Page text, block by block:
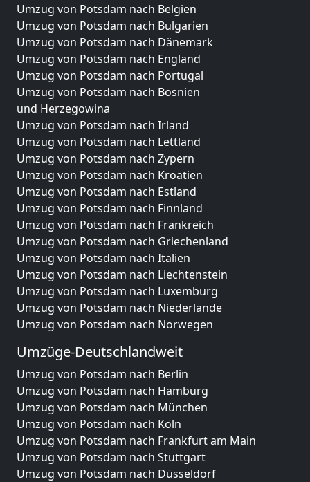
Umzug von Potsdam nach Belgien
Umzug von Potsdam nach Bulgarien
Umzug von Potsdam nach Dänemark
Umzug von Potsdam nach England
Umzug von Potsdam nach Portugal
Umzug von Potsdam nach Bosnien
und Herzegowina
Umzug von Potsdam nach Irland
Umzug von Potsdam nach Lettland
Umzug von Potsdam nach Zypern
Umzug von Potsdam nach Kroatien
Umzug von Potsdam nach Estland
Umzug von Potsdam nach Finnland
Umzug von Potsdam nach Frankreich
Umzug von Potsdam nach Griechenland
Umzug von Potsdam nach Italien
Umzug von Potsdam nach Liechtenstein
Umzug von Potsdam nach Luxemburg
Umzug von Potsdam nach Niederlande
Umzug von Potsdam nach Norwegen
Umzüge-Deutschlandweit
Umzug von Potsdam nach Berlin
Umzug von Potsdam nach Hamburg
Umzug von Potsdam nach München
Umzug von Potsdam nach Köln
Umzug von Potsdam nach Frankfurt am Main
Umzug von Potsdam nach Stuttgart
Umzug von Potsdam nach Düsseldorf